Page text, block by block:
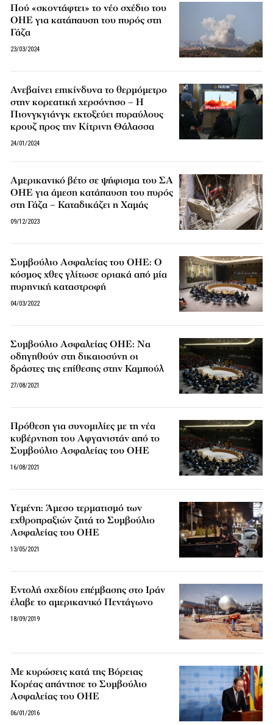
Πού «σκοντάφτει» το νέο σχέδιο του
ΟΗΕ για κατάπαυση του πυρός στη
Γάζα
23/03/2024
Ανεβαίνει επικίνδυνα το θερμόμετρο
στην κορεατική χερσόνησο – Η
Πιονγκγιάνγκ εκτοξεύει πυραύλους
κρουζ προς την Κίτρινη Θάλασσα
24/01/2024
Αμερικανικό βέτο σε ψήφισμα του ΣΑ
ΟΗΕ για άμεση κατάπαυση του πυρός
στη Γάζα – Καταδικάζει η Χαμάς
09/12/2023
Συμβούλιο Ασφαλείας του ΟΗΕ: Ο
κόσμος χθες γλίτωσε οριακά από μία
πυρηνική καταστροφή
04/03/2022
Συμβούλιο Ασφαλείας ΟΗΕ: Να
οδηγηθούν στη δικαιοσύνη οι
δράστες της επίθεσης στην Καμπούλ
27/08/2021
Πρόθεση για συνομιλίες με τη νέα
κυβέρνηση του Αφγανιστάν από το
Συμβούλιο Ασφαλείας του ΟΗΕ
16/08/2021
Υεμένη: Άμεσο τερματισμό των
εχθροπραξιών ζητά το Συμβούλιο
Ασφαλείας του ΟΗΕ
13/05/2021
Εντολή σχεδίου επέμβασης στο Ιράν
έλαβε το αμερικανικό Πεντάγωνο
18/09/2019
Με κυρώσεις κατά της Βόρειας
Κορέας απάντησε το Συμβούλιο
Ασφαλείας του ΟΗΕ
06/01/2016